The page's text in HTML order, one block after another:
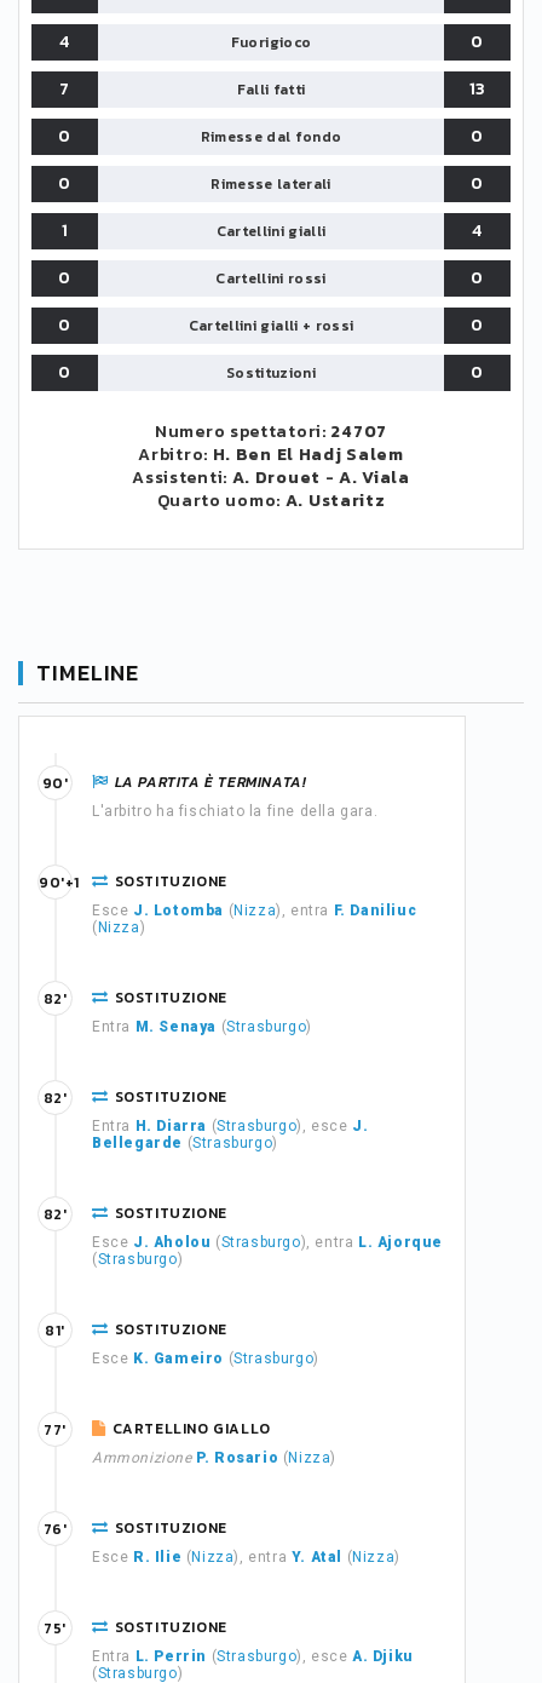
4
Fuorigioco
0
7
Falli fatti
13
0
Rimesse dal fondo
0
0
Rimesse laterali
0
1
Cartellini gialli
4
0
Cartellini rossi
0
0
Cartellini gialli + rossi
0
0
Sostituzioni 0
Numero spettatori: 24707
Arbitro: H. Ben El Hadj Salem
Assistenti: A. Drouet -A. Viala
Quarto uomo: A. Ustaritz
TIMELINE
LA PARTITA È TERMINATA!
L'arbitro ha fischiato la fine della gara.
90'
SOSTITUZIONE
Esce J. Lotomba ( Nizza), entra
F. Daniliuc
( Nizza)
90'+1
SOSTITUZIONE
Entra M. Senaya (Strasburgo)
82'
SOSTITUZIONE
Entra H. Diarra (Strasburgo), esce J.
Bellegarde (Strasburgo)
82'
SOSTITUZIONE
Esce J. Aholou (Strasburgo), entra L. Ajorque
(Strasburgo)
82'
SOSTITUZIONE
Esce K. Gameiro (Strasburgo)
81'
CARTELLINO GIALLO
Ammonizione P. Rosario ( Nizza)
77'
SOSTITUZIONE
Esce R. Ilie ( Nizza), entra Y. Atal ( Nizza)
76'
SOSTITUZIONE
Entra L. Perrin (Strasburgo), esceA. Djiku
(Strasburgo)
75'